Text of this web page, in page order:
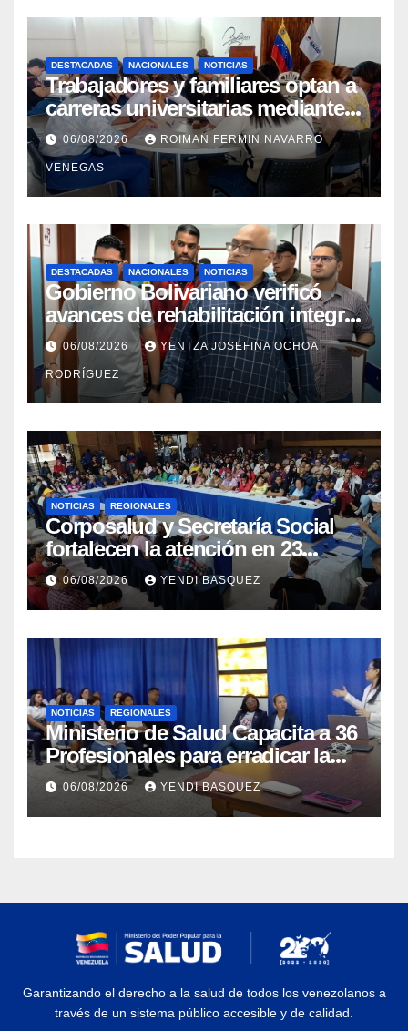
DESTACADAS NACIONALES NOTICIAS
Trabajadores y familiares optan a
carreras universitarias mediante
convenio entre MinSalud y la
UCV
06/08/2026 ROIMAN FERMIN NAVARRO
VENEGAS
DESTACADAS NACIONALES NOTICIAS
Gobierno Bolivariano verificó
avances de rehabilitación integral
en el Hospital Dr. José María
Vargas
06/08/2026 YENTZA JOSEFINA OCHOA
RODRÍGUEZ
NOTICIAS REGIONALES
Corposalud y Secretaría Social
fortalecen la atención en 23
municipios
06/08/2026 YENDI BASQUEZ
NOTICIAS REGIONALES
Ministerio de Salud Capacita a 36
Profesionales para erradicar la
Tuberculosis en Yaracuy
06/08/2026 YENDI BASQUEZ
Garantizando el derecho a la salud de todos los venezolanos a
través de un sistema público accesible y de calidad.